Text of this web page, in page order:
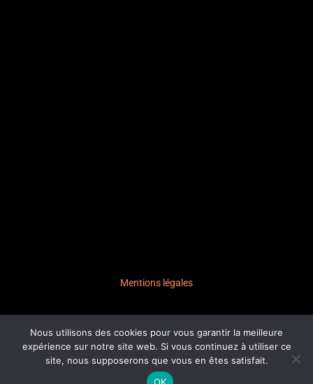
Mentions légales
© 2026,
colorblind-prod.fr
Nous utilisons des cookies pour vous garantir la meilleure
expérience sur notre site web. Si vous continuez à utiliser ce
site, nous supposerons que vous en êtes satisfait.
OK